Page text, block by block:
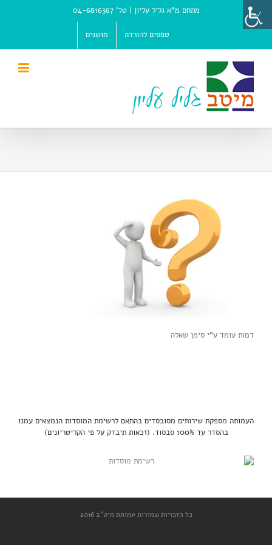
content
מתחם מ"א גליל עליון |טל' 04-6816367
טפסים להורדה מושגים
דמות עומד ע"י סימן שאלה
העמותה מספקת שירותים מסובסדים בהתאם לרשימת המוסדות הנמצאים עמנו
בהסדר עד 100% סבסוד. (זכאות תיבדק על פי הקריטריונים)
כל הזכויות שמורות עמותת מיט"ב 2016